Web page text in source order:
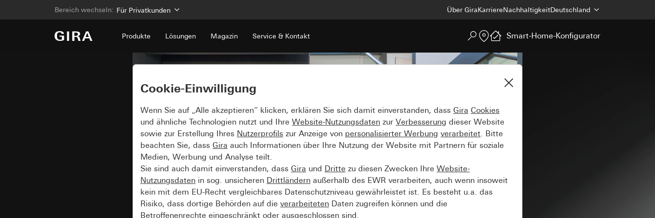
Bereich wechseln: Für Privatkunden Über GiraKarriereNachhaltigkeitDeutschland
Produkte Lösungen Magazin Service & Kontakt Smart-Home-Konfigurator
Cookie-Einwilligung
Wenn Sie auf „Alle akzeptieren“ klicken, erklären Sie sich damit einverstanden, dass Gira Cookies
und ähnliche Technologien nutzt und Ihre Website-Nutzungsdaten zur Verbesserung dieser Website
sowie zur Erstellung Ihres Nutzerprofils zur Anzeige von personalisierter Werbung verarbeitet. Bitte
beachten Sie, dass Gira auch Informationen über Ihre Nutzung der Website mit Partnern für soziale
Medien, Werbung und Analyse teilt.
Sie sind auch damit einverstanden, dass Gira und Dritte zu diesen Zwecken Ihre Website-
Nutzungsdaten in sog. unsicheren Drittländern außerhalb des EWR verarbeiten, auch wenn insoweit
kein mit dem EU-Recht vergleichbares Datenschutzniveau gewährleistet ist. Es besteht u.a. das
Risiko, dass dortige Behörden auf die verarbeiteten Daten zugreifen können und die
Betroffenenrechte eingeschränkt oder ausgeschlossen sind.